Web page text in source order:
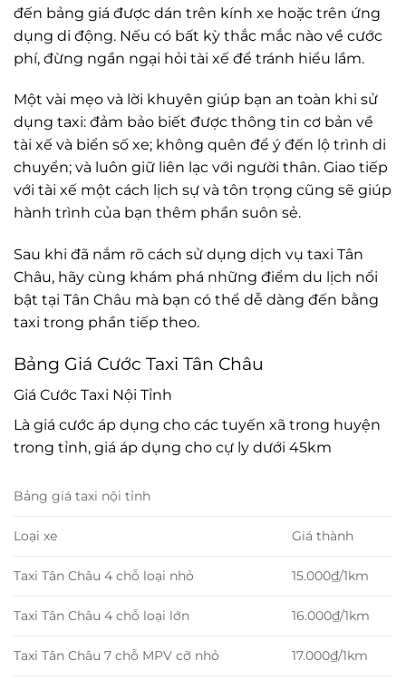
đến bảng giá được dán trên kính xe hoặc trên ứng
dụng di động. Nếu có bất kỳ thắc mắc nào về cước
phí, đừng ngần ngại hỏi tài xế để tránh hiểu lầm.
Một vài mẹo và lời khuyên giúp bạn an toàn khi sử
dụng taxi: đảm bảo biết được thông tin cơ bản về
tài xế và biển số xe; không quên để ý đến lộ trình di
chuyển; và luôn giữ liên lạc với người thân. Giao tiếp
với tài xế một cách lịch sự và tôn trọng cũng sẽ giúp
hành trình của bạn thêm phần suôn sẻ.
Sau khi đã nắm rõ cách sử dụng dịch vụ taxi Tân
Châu, hãy cùng khám phá những điểm du lịch nổi
bật tại Tân Châu mà bạn có thể dễ dàng đến bằng
taxi trong phần tiếp theo.
Bảng Giá Cước Taxi Tân Châu
Giá Cước Taxi Nội Tỉnh
Là giá cước áp dụng cho các tuyến xã trong huyện
trong tỉnh, giá áp dụng cho cự ly dưới 45km
Bảng giá taxi nội tỉnh
Loại xe Giá thành
Taxi Tân Châu 4 chỗ loại nhỏ 15.000₫/1km
Taxi Tân Châu 4 chỗ loại lớn 16.000₫/1km
Taxi Tân Châu 7 chỗ MPV cỡ nhỏ 17.000₫/1km